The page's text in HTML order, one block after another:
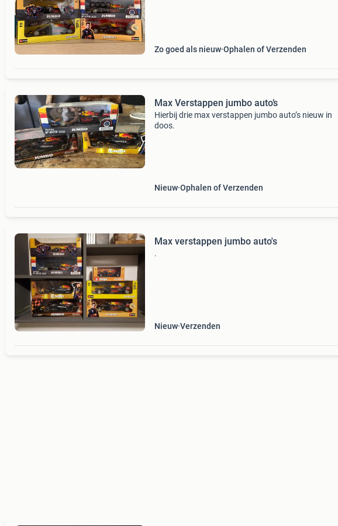
Zo goed als nieuw Ophalen of Verzenden
Max Verstappen jumbo auto’s
Hierbij drie max verstappen jumbo auto’s nieuw in
doos.
Nieuw Ophalen of Verzenden
Max verstappen jumbo auto's
.
Nieuw Verzenden